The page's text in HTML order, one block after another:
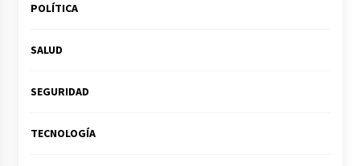
POLÍTICA
SALUD
SEGURIDAD
TECNOLOGÍA